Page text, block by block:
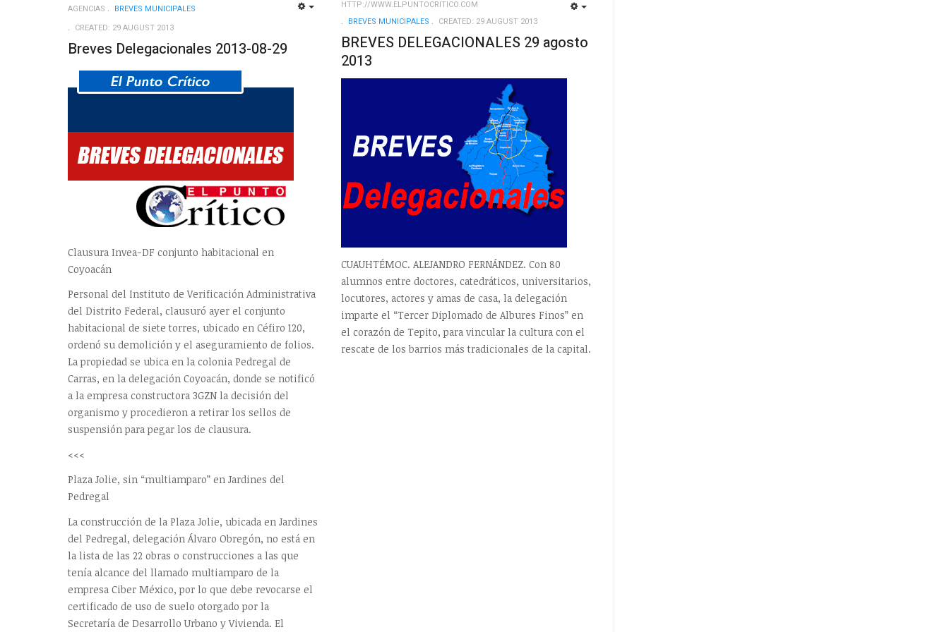
AGENCIAS
BREVES MUNICIPALES
CREATED: 29 AUGUST 2013
Breves Delegacionales 2013-08-29
Clausura Invea-DF conjunto habitacional en
Coyoacán
Personal del Instituto de Verificación Administrativa
del Distrito Federal, clausuró ayer el conjunto
habitacional de siete torres, ubicado en Céfiro 120,
ordenó su demolición y el aseguramiento de folios.
La propiedad se ubica en la colonia Pedregal de
Carras, en la delegación Coyoacán, donde se notificó
a la empresa constructora 3GZN la decisión del
organismo y procedieron a retirar los sellos de
suspensión para pegar los de clausura.
<<<
Plaza Jolie, sin “multiamparo” en Jardines del
Pedregal
La construcción de la Plaza Jolie, ubicada en Jardines
del Pedregal, delegación Álvaro Obregón, no está en
la lista de las 22 obras o construcciones a las que
tenía alcance del llamado multiamparo de la
empresa Ciber México, por lo que debe revocarse el
certificado de uso de suelo otorgado por la
Secretaría de Desarrollo Urbano y Vivienda. El
HTTP://WWW.ELPUNTOCRITICO.COM
BREVES MUNICIPALES
CREATED: 29 AUGUST 2013
BREVES DELEGACIONALES 29 agosto
2013
CUAUHTÉMOC. ALEJANDRO FERNÁNDEZ. Con 80
alumnos entre doctores, catedráticos, universitarios,
locutores, actores y amas de casa, la delegación
imparte el “Tercer Diplomado de Albures Finos” en
el corazón de Tepito, para vincular la cultura con el
rescate de los barrios más tradicionales de la capital.